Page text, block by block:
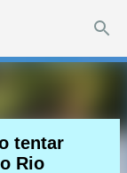
tentar
Rio